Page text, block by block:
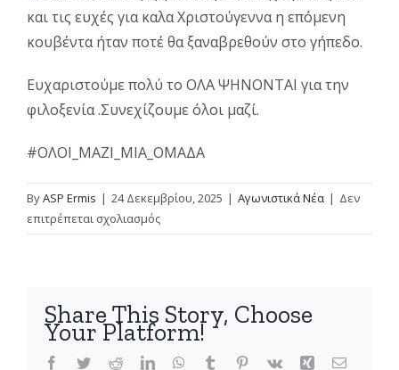
και τις ευχές για καλα Χριστούγεννα η επόμενη
κουβέντα ήταν ποτέ θα ξαναβρεθούν στο γήπεδο.
Ευχαριστούμε πολύ το ΟΛΑ ΨΗΝΟΝΤΑΙ για την
φιλοξενία .Συνεχίζουμε όλοι μαζί.
#ΟΛΟΙ_ΜΑΖΙ_ΜΙΑ_ΟΜΑΔΑ
ByASP Ermis | 24 Δεκεμβρίου, 2025 | Αγωνιστικά Νέα | Δεν
επιτρέπεται σχολιασμόςστο
Το
ΟΛΑ
ΨΗΝΟΝΤΑΙ
Share This Story, Choose
Your Platform!
Facebook
TwitterRedditLinkedInWhatsApp
Tumblr Pinterest
Vk Xing Email